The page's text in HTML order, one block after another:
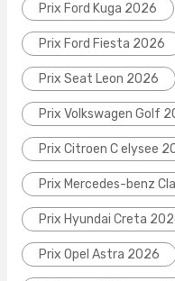
Prix Ford Kuga 2026
Prix Ford Fiesta 2026
Prix Seat Leon 2026
Prix Volkswagen Golf
Prix Citroen C elysee
Prix Mercedes-benz
Prix Hyundai Creta
Prix Opel Astra 2026